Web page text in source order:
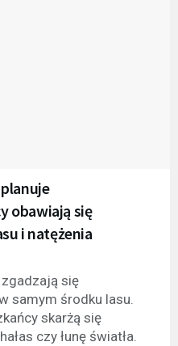
obawiają się
i natężenia
się
samym środku lasu.
skarżą się
czy łunę światła.